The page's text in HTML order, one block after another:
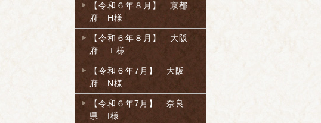
【令和６年８月】 京都
府 H様
【令和６年８月】 大阪
府 Ｉ様
【令和６年7月】 大阪
府 N様
【令和６年7月】 奈良
県 I様